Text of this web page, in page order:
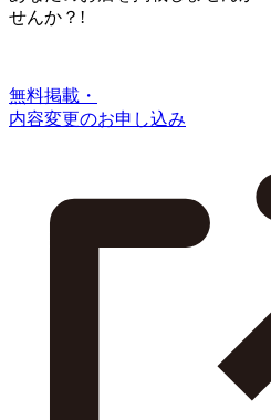
せんか？!
無料掲載・
内容変更のお申し込み